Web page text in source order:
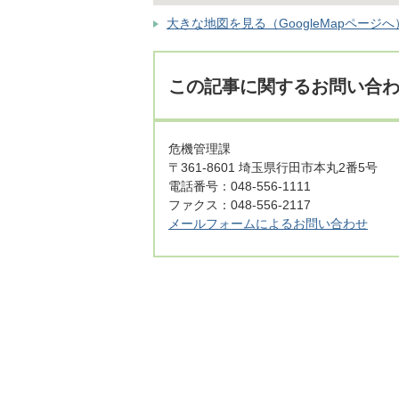
大きな地図を見る（GoogleMapページへ）
この記事に関するお問い合
危機管理課
〒361-8601 埼玉県行田市本丸2番5号
電話番号：048-556-1111
ファクス：048-556-2117
メールフォームによるお問い合わせ